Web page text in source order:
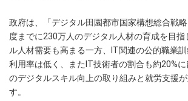
政府は、「デジタル田園都市国家構想総合戦
度までに230万人のデジタル人材の育成を目指
ル人材需要も高まる一方、IT関連の公的職業
利用率は低く、またIT技術者の割合も約20%
のデジタルスキル向上の取り組みと就労支援
す。